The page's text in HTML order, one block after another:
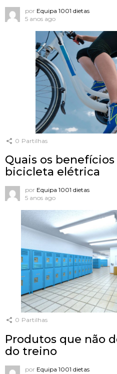
por Equipa 1001 dietas
5 anos ago
0 Partilhas
Quais os
bicicleta elétrica
por Equipa 1001 dietas
5 anos ago
0 Partilhas
Produtos que não
do treino
por Equipa 1001 dietas